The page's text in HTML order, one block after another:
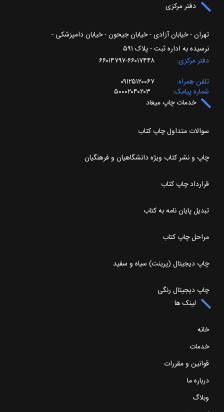
دفتر مرکزی
تهران - خیابان آزادی - خیابان جیحون - خیابان دامپزشکی -
نرسیده به اداره ثبت - پلاک ۵۹۱
دفتر مرکزی
۶۶۰۱۷۴۴۸-۶۶۰۱۴۷۹۷
تلفن همراه
۰۹۱۲۵۱۲۰۰۶۷
شماره پیامک
۵۰۰۰۲۰۴۰۲۰۳
خدمات چاپ میعاد
سوالات متداول چاپ کتاب
چاپ و نشر کتاب ویژه دانشگاهیان و فرهنگیان
قرارداد چاپ کتاب
تبدیل پایان نامه به کتاب
مراحل چاپ کتاب
چاپ دیجیتال (پرینت) سیاه و سفید
چاپ دیجیتال رنگی
لینک ها
خانه
خدمات
قوانین و مقررات
درباره ما
وبلاگ